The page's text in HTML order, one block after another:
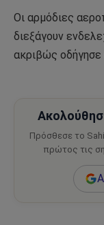
Οι αρμόδιες
διεξάγουν
ακριβώς οδήγησε
Πρόσθεσε το
πρώτος τις